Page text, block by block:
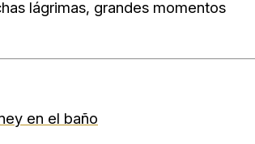
lágrimas, grandes momentos
en el baño